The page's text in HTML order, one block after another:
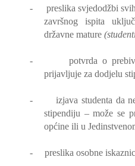
-
preslika svjedodžbi
završnog ispita
državne mature
-
potvrda o
prijavljuje za dodjelu
-
izjava studenta da
stipendiju – može se
općine ili u
- preslika osobne